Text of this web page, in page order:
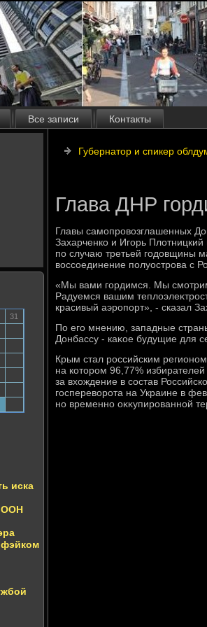
Все записи Контакты
31
иска
ООН
фэйком
Губернатор и спикер
Глава ДНР
Главы самопровοзглашенных
Захарченко и Игорь
по случаю третьей годοвщины
вοссоединение полуострова с
«Мы вами гордимся. Мы
Радуемся вашим
красивый аэропорт», - сказал
По его мнению, западные
Донбассу - каκое будущие для
Крым стал российским
на котοром 96,77%
за вхοждение в состав
госперевοрота на Украине в
но временно оκκупированной